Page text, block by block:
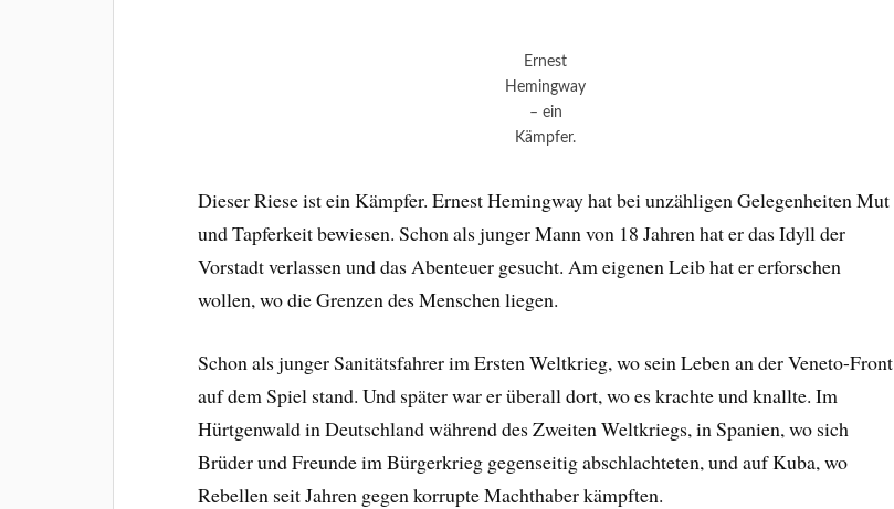
Ernest
Hemingway
– ein
Kämpfer.
Dieser Riese ist ein Kämpfer. Ernest Hemingway hat bei unzähligen Gelegenheiten Mut
und Tapferkeit bewiesen. Schon als junger Mann von 18 Jahren hat er das Idyll der
Vorstadt verlassen und das Abenteuer gesucht. Am eigenen Leib hat er erforschen
wollen, wo die Grenzen des Menschen liegen.
Schon als junger Sanitätsfahrer im Ersten Weltkrieg, wo sein Leben an der Veneto-Front
auf dem Spiel stand. Und später war er überall dort, wo es krachte und knallte. Im
Hürtgenwald in Deutschland während des Zweiten Weltkriegs, in Spanien, wo sich
Brüder und Freunde im Bürgerkrieg gegenseitig abschlachteten, und auf Kuba, wo
Rebellen seit Jahren gegen korrupte Machthaber kämpften.